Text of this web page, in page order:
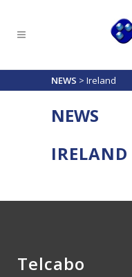
NEWS > Ireland
NEWS
IRELAND
Telcabo